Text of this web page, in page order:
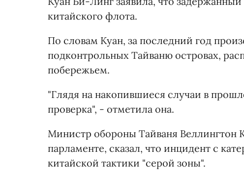
китайского флота.
По словам Куан, за последний год
подконтрольных Тайваню островах,
побережьем.
"Глядя на накопившиеся случаи в
проверка", - отметила она.
Министр обороны Тайваня Веллингтон
парламенте, сказал, что инцидент с
китайской тактики "серой зоны".